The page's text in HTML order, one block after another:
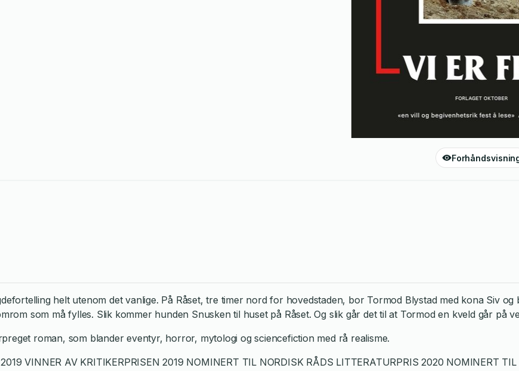
helt utenom det vanlige. På Råset, tre timer nord for hovedstaden, bor Tormod Blystad med kona Siv
som må fylles. Slik kommer hunden Snusken til huset på Råset. Og slik går det til at Tormod en kveld går
roman, som blander eventyr, horror, mytologi og sciencefiction med rå realisme.
VINNER AV KRITIKERPRISEN 2019 NOMINERT TIL NORDISK RÅDS LITTERATURPRIS 2020 NOMINERT